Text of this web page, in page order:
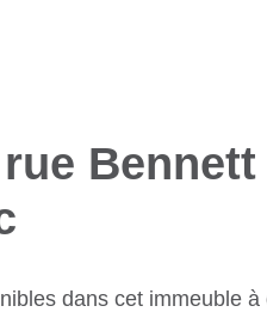
Bennett
dans cet immeuble